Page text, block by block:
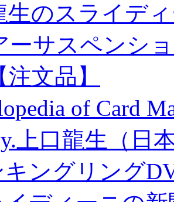
生のスライデ
ーサスペンシ
文品】
of Card
口龍生（日
キングリング